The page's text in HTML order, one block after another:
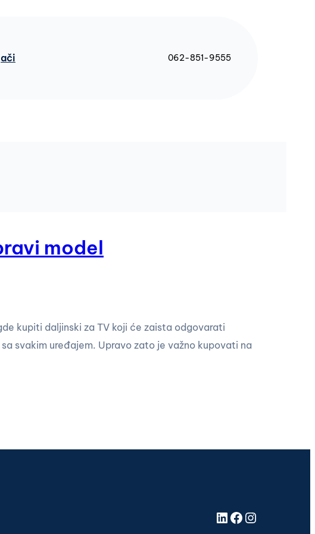
062-851-9555
model
kupiti daljinski za TV koji će zaista odgovarati
svakim uređajem. Upravo zato je važno kupovati na
LinkedIn Facebook Instagram